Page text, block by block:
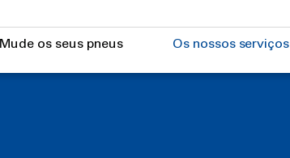
Mude os seus pneus Os nossos serviços